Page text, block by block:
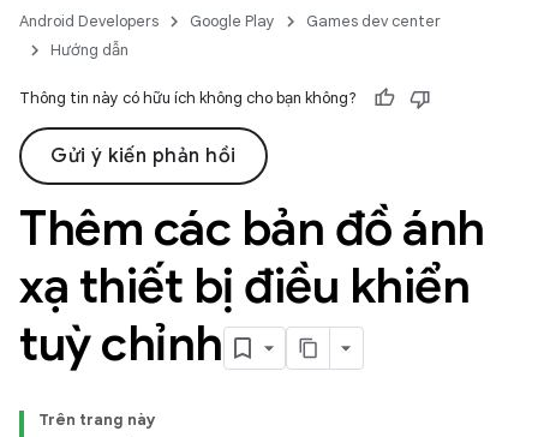
Android Developers Google Play
Games dev center
Hướng dẫn
Thông tin này có hữu ích không cho bạn không?
Gửi ý kiến phản hồi
Thêm các bản đồ ánh
xạ thiết bị điều khiển
tuỳ chỉnh
Trên trang này